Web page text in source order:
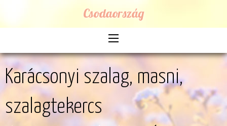
Csodaország
Karácsonyi szalag, masni,
szalagtekercs